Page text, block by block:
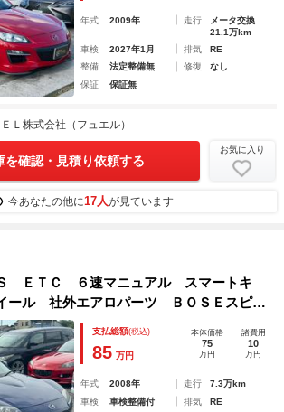
年式 2009年 走行
メータ交換
21.1万km
車検
2027年1月 排気
RE
整備
法定整備無 修復
なし
保証
保証無
ＥＬ株式会社（フュエル）
を確認・見積り依頼する
お気に入り
今あなたの他に17人が見ています
ＥＴＣ ６速マニュアル スマートキ
ール 社外エアロパーツ ＢＯＳＥスピー
定車検点検整備付
支払総額(税込)
85 万円
本体価格
75
万円
諸費用
10
万円
年式 2008年 走行
7.3万km
車検
車検整備付 排気
RE